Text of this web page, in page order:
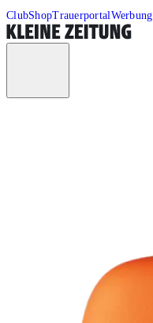
ClubShopTrauerportalWerbung